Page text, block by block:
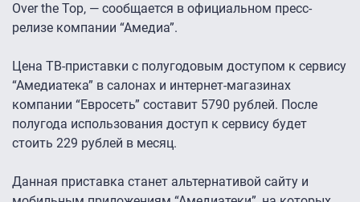
Over the Top, — сообщается в официальном пресс-
релизе компании “Амедиа”.
Цена ТВ-приставки с полугодовым доступом к сервису
“Амедиатека” в салонах и интернет-магазинах
компании “Евросеть” составит 5790 рублей. После
полугода использования доступ к сервису будет
стоить 229 рублей в месяц.
Данная приставка станет альтернативой сайту и